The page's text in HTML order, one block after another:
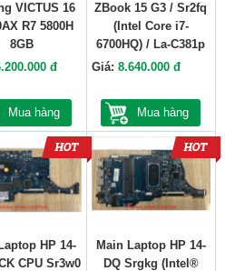
VICTUS 16
R7 5800H
8GB
đ
Mua hàng
ZBook 15 G3 / Sr2fq
(Intel Core i7-
6700HQ) / La-C381p
Giá: 8.640.000 đ
Mua hàng
HP 14-
CPU Sr3w0
Main Laptop HP 14-
DQ Srgkg (Intel®